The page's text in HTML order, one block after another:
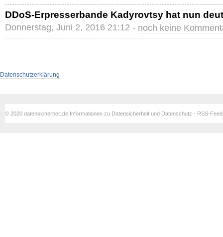
DDoS-Erpresserbande Kadyrovtsy hat nun
Donnerstag, Juni 2, 2016 21:12 - noch keine
Datenschutzerklärung
© 2020 datensicherheit.de Informationen zu Datensicherheit und Datenschutz - RSS-